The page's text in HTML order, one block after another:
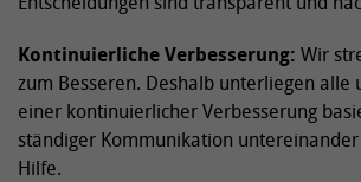
Kontinuierliche Verbesserung: Wir
zum Besseren. Deshalb unterliegen alle
einer kontinuierlicher Verbesserung
ständiger Kommunikation
Hilfe.